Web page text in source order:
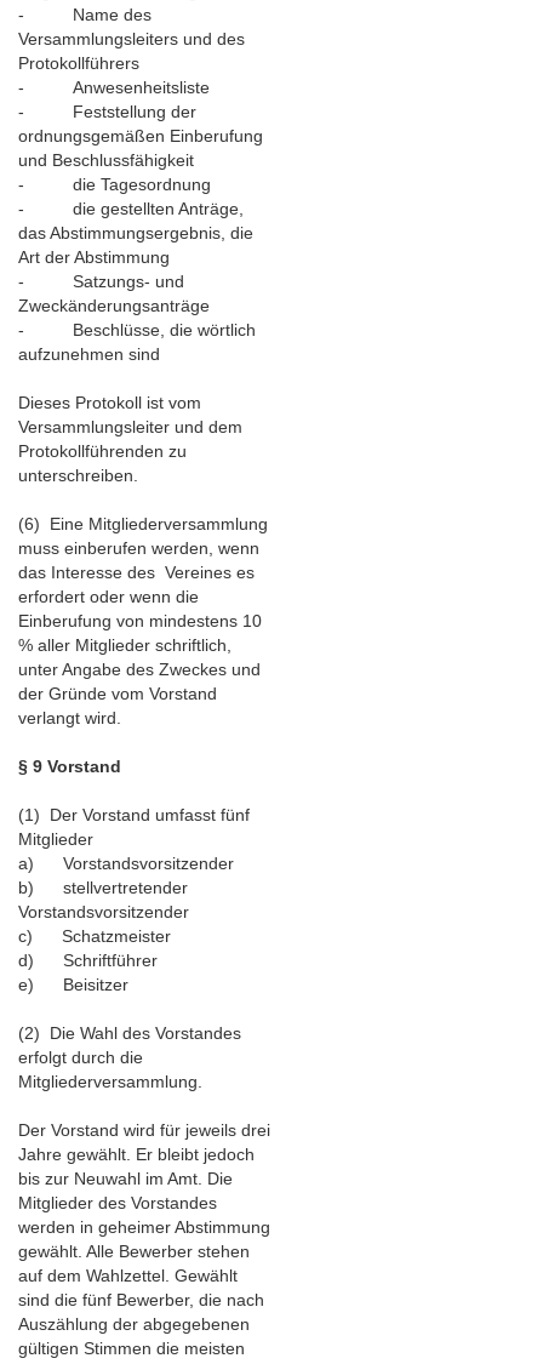
- Name des
Versammlungsleiters und des
Protokollführers
- Anwesenheitsliste
- Feststellung der
ordnungsgemäßen Einberufung
und Beschlussfähigkeit
- die Tagesordnung
- die gestellten Anträge,
das Abstimmungsergebnis, die
Art der Abstimmung
- Satzungs- und
Zweckänderungsanträge
- Beschlüsse, die wörtlich
aufzunehmen sind
Dieses Protokoll ist vom
Versammlungsleiter und dem
Protokollführenden zu
unterschreiben.
(6) Eine Mitgliederversammlung
muss einberufen werden, wenn
das Interesse des Vereines es
erfordert oder wenn die
Einberufung von mindestens 10
% aller Mitglieder schriftlich,
unter Angabe des Zweckes und
der Gründe vom Vorstand
verlangt wird.
§ 9 Vorstand
(1) Der Vorstand umfasst fünf
Mitglieder
a) Vorstandsvorsitzender
b) stellvertretender
Vorstandsvorsitzender
c) Schatzmeister
d) Schriftführer
e) Beisitzer
(2) Die Wahl des Vorstandes
erfolgt durch die
Mitgliederversammlung.
Der Vorstand wird für jeweils drei
Jahre gewählt. Er bleibt jedoch
bis zur Neuwahl im Amt. Die
Mitglieder des Vorstandes
werden in geheimer Abstimmung
gewählt. Alle Bewerber stehen
auf dem Wahlzettel. Gewählt
sind die fünf Bewerber, die nach
Auszählung der abgegebenen
gültigen Stimmen die meisten